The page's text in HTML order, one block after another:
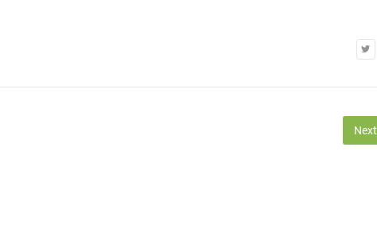
Next